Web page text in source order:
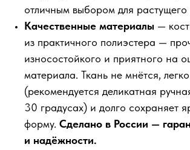
отличным выбором для растущего
Качественные материалы —
из практичного полиэстера —
износостойкого и приятного на
материала. Ткань не мнётся,
(рекомендуется деликатная
30 градусах) и долго сохраняет
форму. Сделано в России —
и надёжности.